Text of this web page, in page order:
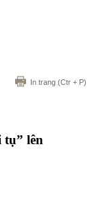
In trang (Ctr + P)
tụ” lên